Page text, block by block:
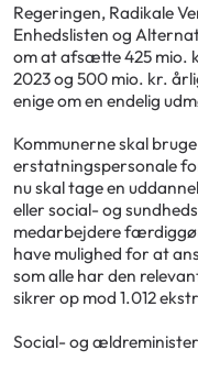
Regeringen, Radikale
Enhedslisten og
om at afsætte 425 mio.
2023 og 500 mio. kr.
enige om en endelig
Kommunerne skal
erstatningspersonale
nu skal tage en
eller social- og
medarbejdere
have mulighed for at
som alle har den
sikrer op mod 1.012
Social- og